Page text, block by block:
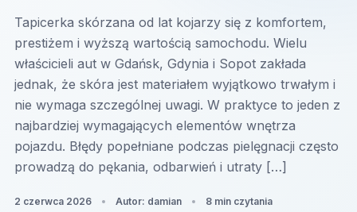
Tapicerka skórzana od lat kojarzy się z komfortem,
prestiżem i wyższą wartością samochodu. Wielu
właścicieli aut w Gdańsk, Gdynia i Sopot zakłada
jednak, że skóra jest materiałem wyjątkowo trwałym i
nie wymaga szczególnej uwagi. W praktyce to jeden z
najbardziej wymagających elementów wnętrza
pojazdu. Błędy popełniane podczas pielęgnacji często
prowadzą do pękania, odbarwień i utraty […]
2 czerwca 2026 Autor: damian 8 min czytania